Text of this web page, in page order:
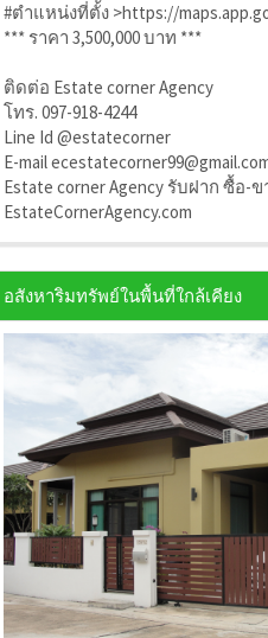
#ตำแหน่งที่ตั้ง >https://
*** ราคา 3,500,000 บาท ***
ติดต่อ Estate corner Agency
โทร. 097-918-4244
Line Id @estatecorner
E-mail
Estate corner Agency รับฝาก ซื้
EstateCornerAgency.com
อสังหาริมทรัพย์ในพื้นที่ใกล้เคียง